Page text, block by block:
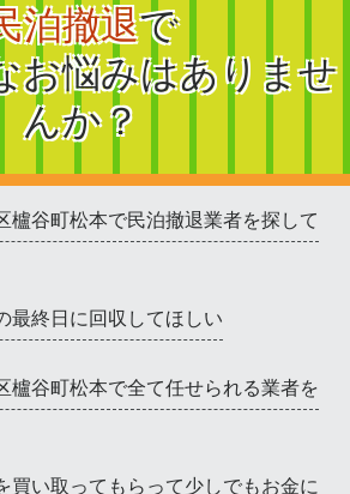
泊撤退で
お悩みはありませ
んか？
櫨谷町松本で民泊撤退業者を探して
最終日に回収してほしい
櫨谷町松本で全て任せられる業者を
買い取ってもらって少しでもお金に